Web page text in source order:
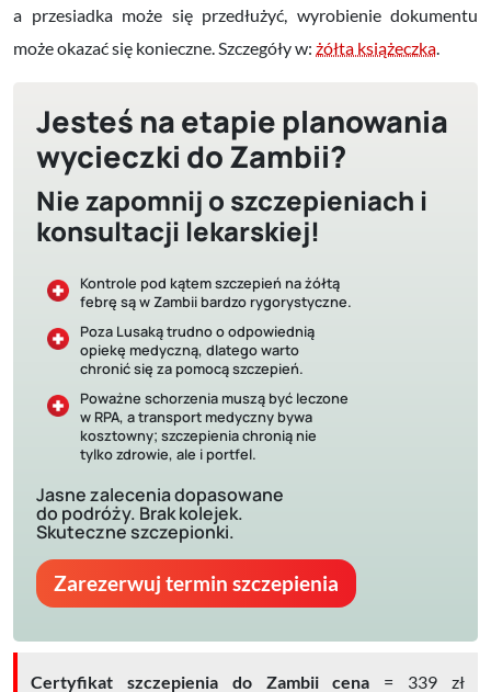
a przesiadka może się przedłużyć, wyrobienie dokumentu
może okazać się konieczne. Szczegóły w: żółta książeczka
Jesteś na etapie planowania
wycieczki do Zambii?
Nie zapomnij o szczepieniach i
konsultacji lekarskiej!
Kontrole pod kątem szczepień na żółtą
febrę są w Zambii bardzo rygorystyczne.
Poza Lusaką trudno o odpowiednią
opiekę medyczną, dlatego warto
chronić się za pomocą szczepień.
Poważne schorzenia muszą być leczone
w RPA, a transport medyczny bywa
kosztowny; szczepienia chronią nie
tylko zdrowie, ale i portfel.
Jasne zalecenia dopasowane
do podróży. Brak kolejek.
Skuteczne szczepionki.
Zarezerwuj termin szczepienia
Certyfikat szczepienia do Zambii cena = 339 zł